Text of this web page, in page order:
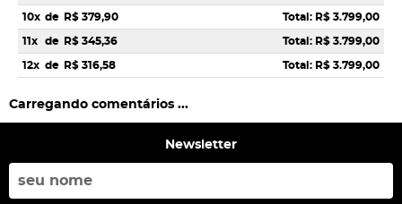
10x de R$ 379,90 Total: R$ 3.799,00
11x de R$ 345,36 Total: R$ 3.799,00
12x de R$ 316,58 Total: R$ 3.799,00
Carregando comentários ...
Newsletter